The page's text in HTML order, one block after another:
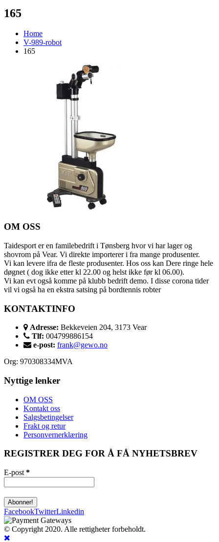
165
Home
V-989-robot
165
OM OSS
Taidesport er en familebedrift i Tønsberg hvor vi har lager og
shovrom på Vear. Vi direkte importerer i fra mange produsenter.
Vi kan levere ifra de fleste produsenter. Hos oss kan Dere ringe hele
døgnet ( dog ikke etter kl 22.00 og helst ikke før kl 06.00).
Vi kan evt også komme på klubb bedrift demo. I disse corona tider
vil vi også ha en ekstra satsing på bordtennis robter
KONTAKTINFO
Adresse: Bekkeveien 204, 3173 Vear
Tlf: 004799886154
e-post: frank@gewo.no
Org: 970308334MVA
Nyttige lenker
OM OSS
Kontakt oss
Salgsbetingelser
Frakt og retur
Personvernerklæring
REGISTRER DEG FOR Å FÅ NYHETSBREV
E-post *
FacebookTwitterLinkedin
© Copyright 2020. Alle rettigheter forbeholdt.